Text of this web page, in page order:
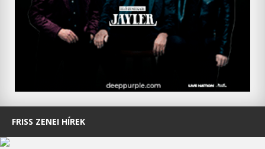
FRISS ZENEI HÍREK